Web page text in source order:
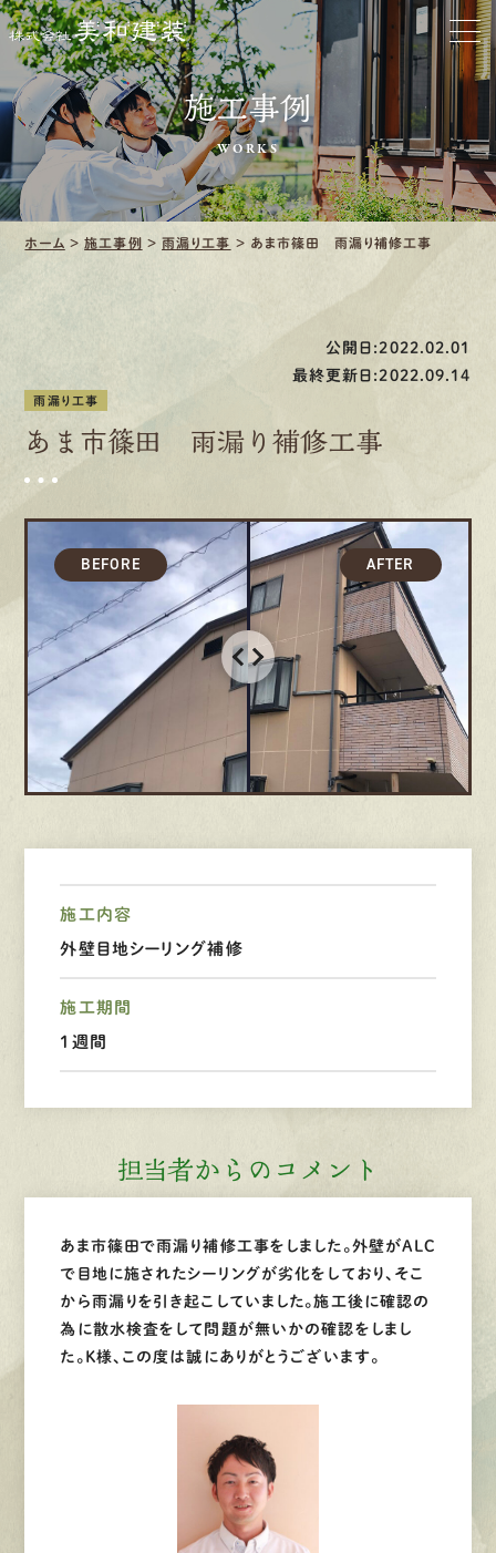
お家をきれいに
会社をきれいに
クリーニング
口コミ・レビュー紹介
採用情報
募集要項
先輩インタビュー
エントリー
有資 者 が、 建物 いたします!!
0120-44-2605
定休日 日曜・祝日
施工事例
WORKS
ホーム >施工事例 >雨漏り工事 > あま市篠田 雨漏り補修工事
公開日:2022.02.01
最終更新日:2022.09.14
雨漏り工事
あま市篠田 雨漏り補修工事
施工内容
外壁目地シーリング補修
施工期間
1週間
担当者からのコメント
あま市篠田で雨漏り補修工事をしました。外壁がALC
で目地に施されたシーリングが劣化をしており、そこ
から雨漏りを引き起こしていました。施工後に確認の
為に散水検査をして問題が無いかの確認をしまし
た。Ｋ様、この度は誠にありがとうございます。